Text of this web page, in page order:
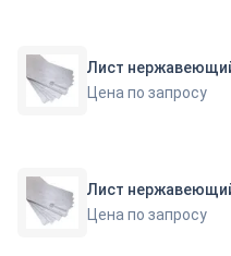
Лист нержавеющий
Цена по запросу
Лист нержавеющий
Цена по запросу